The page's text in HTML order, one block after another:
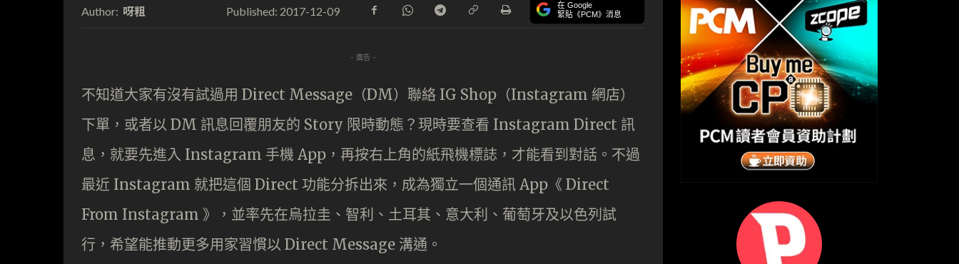
Author: 呀粗 Published: 2017-12-09 在 Google
緊貼《PCM》消息
- 廣告 -
不知道大家有沒有試過用 Direct Message（DM）聯絡 IG Shop（Instagram 網店）
下單，或者以 DM 訊息回覆朋友的 Story 限時動態？現時要查看 Instagram Direct 訊
息，就要先進入 Instagram 手機 App，再按右上角的紙飛機標誌，才能看到對話。不過
最近 Instagram 就把這個 Direct 功能分拆出來，成為獨立一個通訊 App《 Direct
From Instagram 》，並率先在烏拉圭、智利、土耳其、意大利、葡萄牙及以色列試
行，希望能推動更多用家習慣以 Direct Message 溝通。